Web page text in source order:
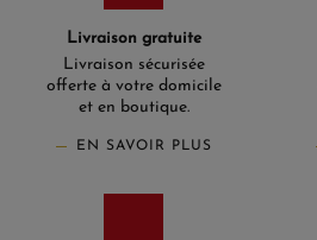
Livraison gratuite
Livraison sécurisée
offerte à votre domicile
et en boutique.
EN SAVOIR PLUS